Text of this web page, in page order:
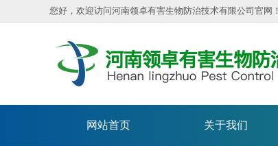
您好，欢迎访问河南领卓有害生物防治技术有限公司官网！
网站首页 关于我们